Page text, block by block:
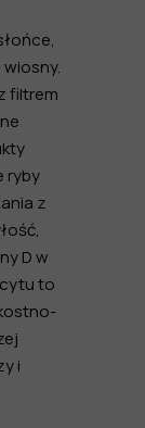
filtrem
ryby
z
D w
to
i